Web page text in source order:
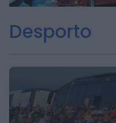
Desporto